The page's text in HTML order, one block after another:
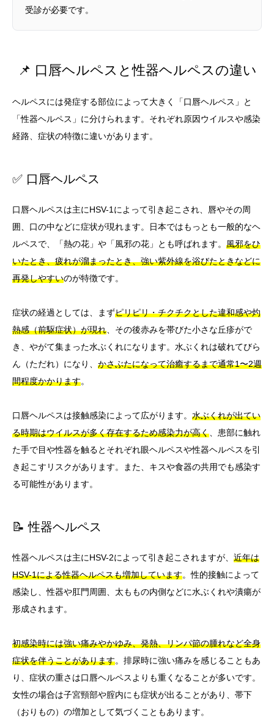
受診が必要です。
📌 口唇ヘルペスと性器ヘルペスの違い
ヘルペスには発症する部位によって大きく「口唇ヘルペス」と
「性器ヘルペス」に分けられます。それぞれ原因ウイルスや感染
経路、症状の特徴に違いがあります。
✅ 口唇ヘルペス
口唇ヘルペスは主にHSV-1によって引き起こされ、唇やその周
囲、口の中などに症状が現れます。日本ではもっとも一般的なヘ
ルペスで、「熱の花」や「風邪の花」とも呼ばれます。 風邪をひ
いたとき、疲れが溜まったとき、強い紫外線を浴びたときなどに
再発しやすいのが特徴です。
症状の経過としては、まずピリピリ・チクチクとした違和感や灼
熱感（前駆症状）が現れ 、その後赤みを帯びた小さな丘疹がで
き、やがて集まった水ぶくれになります。水ぶくれは破れてびら
ん（ただれ）になり、 かさぶたになって治癒するまで通常1〜2週
間程度かかります。
口唇ヘルペスは接触感染によって広がります。 水ぶくれが出てい
る時期はウイルスが多く存在するため感染力が高く 、患部に触れ
た手で目や性器を触るとそれぞれ眼ヘルペスや性器ヘルペスを引
き起こすリスクがあります。また、キスや食器の共用でも感染す
る可能性があります。
📝 性器ヘルペス
性器ヘルペスは主にHSV-2によって引き起こされますが、 近年は
HSV-1による性器ヘルペスも増加しています。性的接触によって
感染し、性器や肛門周囲、太ももの内側などに水ぶくれや潰瘍が
形成されます。
初感染時には強い痛みやかゆみ、発熱、リンパ節の腫れなど全身
症状を伴うことがあります。排尿時に強い痛みを感じることもあ
り、症状の重さは口唇ヘルペスよりも重くなることが多いです。
女性の場合は子宮頸部や腟内にも症状が出ることがあり、帯下
（おりもの）の増加として気づくこともあります。